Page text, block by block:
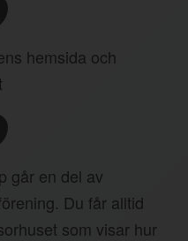
hemsida och
går en del av
Du får alltid
som visar hur